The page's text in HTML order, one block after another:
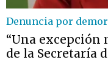
Denuncia por
“Una excepción
de la Secretaría